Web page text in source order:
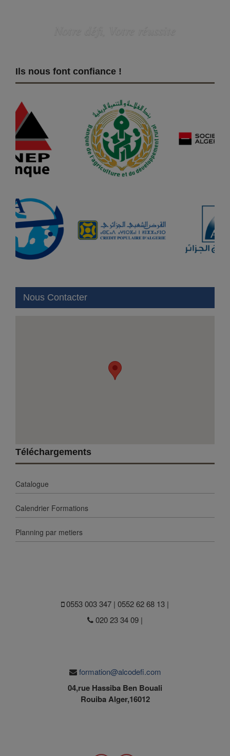
Ils nous font confiance !
Nous Contacter
Téléchargements
Catalogue
Calendrier Formations
Planning par metiers
0553 003 347 | 0552 62 68 13 |
020 23 34 09 |
formation@alcodefi.com
04,rue Hassiba Ben Bouali
Rouiba Alger,16012